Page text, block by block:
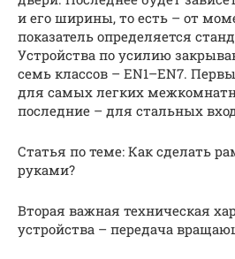
и его ширины, то есть – от
показатель определяется
Устройства по усилию
семь классов – EN1–EN7.
для самых легких
последние – для стальных
Статья по теме: Как сделать
руками?
Вторая важная техническая
устройства – передача